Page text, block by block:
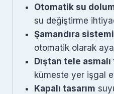
Otomatik su
su değiştirme
Şamandıra sistemi
otomatik olarak
Dıştan tele asmalı
kümeste yer işgal
Kapalı tasarım